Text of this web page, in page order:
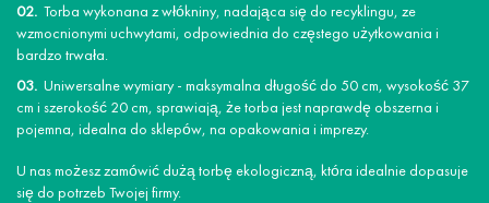
Torba wykonana z włókniny, nadająca się do recyklingu, ze
wzmocnionymi uchwytami, odpowiednia do częstego użytkowania i
bardzo trwała.
Uniwersalne wymiary - maksymalna długość do 50 cm, wysokość 37
cm i szerokość 20 cm, sprawiają, że torba jest naprawdę obszerna i
pojemna, idealna do sklepów, na opakowania i imprezy.
U nas możesz zamówić dużą torbę ekologiczną, która idealnie dopasuje
się do potrzeb Twojej firmy.